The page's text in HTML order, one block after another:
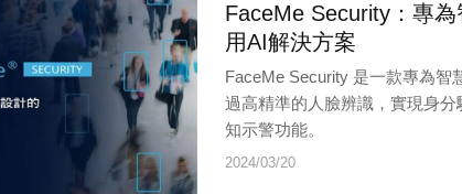
FaceMe Security：專
用AI解決方案
FaceMe Security 是一款專為智
過高精準的人臉辨識，實現身
知示警功能。
2024/03/20